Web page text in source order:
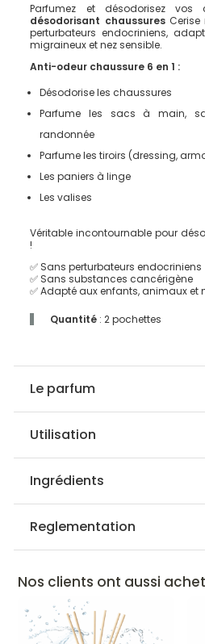
Parfumez et désodorisez vos
désodorisant chaussuresCerise
perturbateurs endocriniens,
migraineux et nez sensible.
Anti-odeur chaussure 6 en 1 :
Désodorise les chaussures
Parfume les sacs à main,
randonnée
Parfume les tiroirs (dressing,
Les paniers à linge
Les valises
Véritable incontournable pour
!
✅ Sans perturbateurs endocriniens
✅ Sans substances cancérigène
✅ Adapté aux enfants, animaux et
Quantité : 2 pochettes
Le parfum
Utilisation
Ingrédients
Reglementation
Nos clients ont aussi